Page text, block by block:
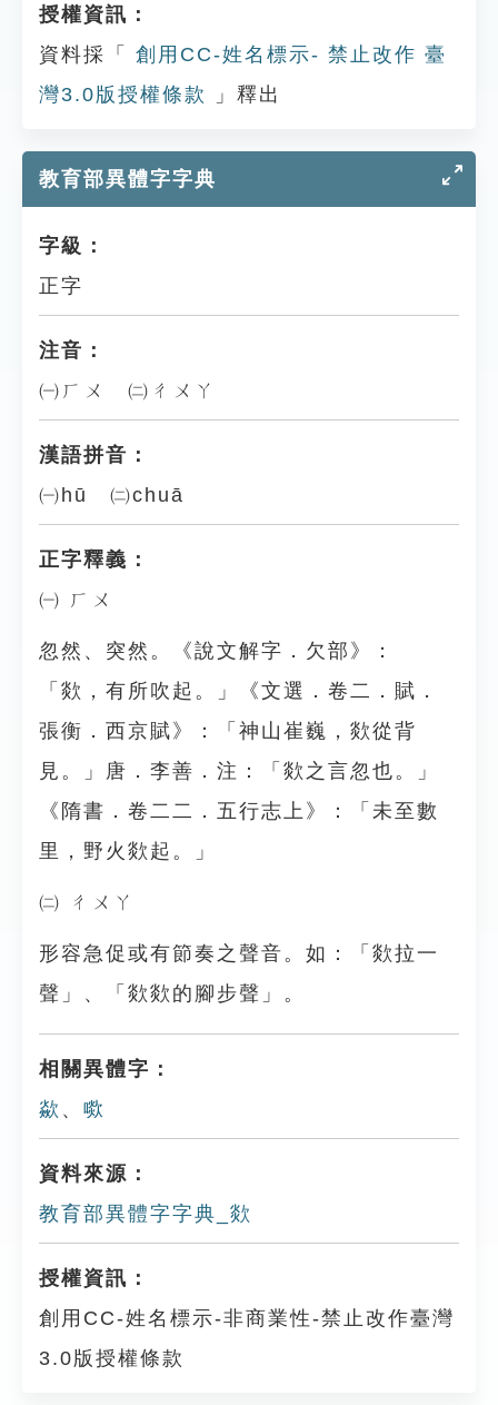
授權資訊：
資料採「
創用CC-姓名標示- 禁止改作 臺
灣3.0版授權條款
」釋出
教育部異體字字典
字級：
正字
注音：
㈠ㄏㄨ ㈡ㄔㄨㄚ
漢語拼音：
㈠hū ㈡chuā
正字釋義：
㈠ ㄏㄨ
忽然、突然。《說文解字．欠部》：
「欻，有所吹起。」《文選．卷二．賦．
張衡．西京賦》：「神山崔巍，欻從背
見。」唐．李善．注：「欻之言忽也。」
《隋書．卷二二．五行志上》：「未至數
里，野火欻起。」
㈡ ㄔㄨㄚ
形容急促或有節奏之聲音。如：「欻拉一
聲」、「欻欻的腳步聲」。
相關異體字：
歘 、 㗵
資料來源：
教育部異體字字典_欻
授權資訊：
創用CC-姓名標示-非商業性-禁止改作臺灣
3.0版授權條款